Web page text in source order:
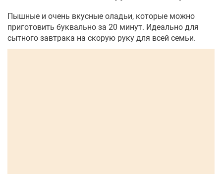
Пышные и очень вкусные оладьи, которые можно
приготовить буквально за 20 минут. Идеально для
сытного завтрака на скорую руку для всей семьи.